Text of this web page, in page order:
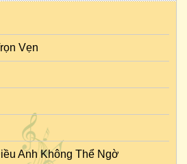
Vẹn
Anh Không Thể Ngờ